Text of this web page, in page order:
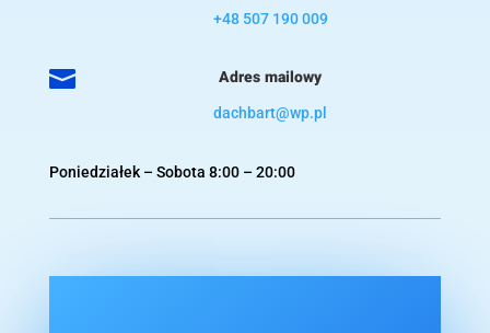
+48 507 190 009
 Adres mailowy
dachbart@wp.pl
Poniedziałek – Sobota 8:00 – 20:00